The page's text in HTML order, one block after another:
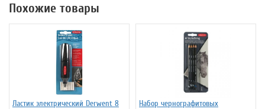
Похожие товары
Ластик электрический Derwent 8
Набор чернографитовых